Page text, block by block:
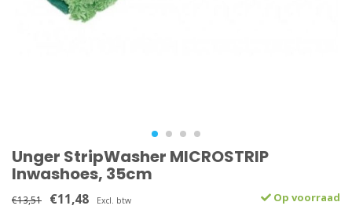
Unger StripWasher MICROSTRIP
Inwashoes, 35cm
€13,51 €11,48 Excl. btw Op voorraad